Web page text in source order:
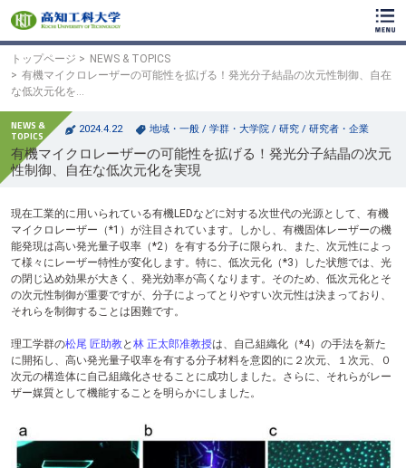
ッ
テ
ン
トップページ
NEWS & TOPICS
有機マイクロレーザーの可能性を拡げる！発光分子結晶の次元性制御、自在
な低次元化を…
2024.4.22 地域・一般 / 学群・大学院 / 研究 / 研究者・企業
有機マイクロレーザーの可能性を拡げる！発光分子結晶の次元
性制御、自在な低次元化を実現
現在工業的に用いられている有機LEDなどに対する次世代の光源として、有機
マイクロレーザー（*1）が注目されています。しかし、有機固体レーザーの機
能発現は高い発光量子収率（*2）を有する分子に限られ、また、次元性によっ
て様々にレーザー特性が変化します。特に、低次元化（*3）した状態では、光
の閉じ込め効果が大きく、発光効率が高くなります。そのため、低次元化とそ
の次元性制御が重要ですが、分子によってとりやすい次元性は決まっており、
それらを制御することは困難です。
理工学群の松尾 匠助教と 林 正太郎准教授は、自己組織化（*4）の手法を新た
に開拓し、高い発光量子収率を有する分子材料を意図的に２次元、１次元、０
次元の構造体に自己組織化させることに成功しました。さらに、それらがレー
ザー媒質として機能することを明らかにしました。